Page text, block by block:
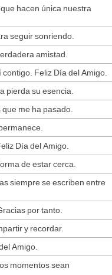
hacen única nuestra
seguir sonriendo.
amistad.
Feliz Día del Amigo.
pierda su esencia.
me ha pasado.
Día del Amigo.
de estar cerca.
siempre se escriben entre
por tanto.
y recordar.
Amigo.
momentos sean